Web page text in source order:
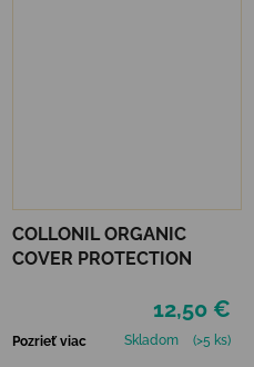
COLLONIL ORGANIC
COVER PROTECTION
12,50 €
Pozrieť viac Skladom (>5 ks)